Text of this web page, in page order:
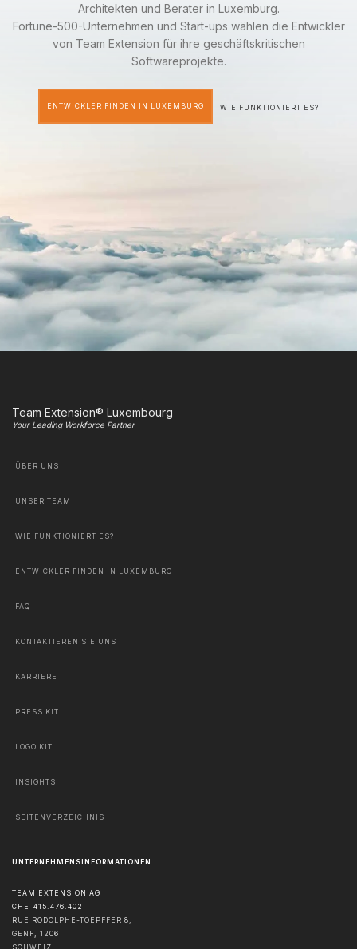
Architekten und Berater in Luxemburg.
Fortune-500-Unternehmen und Start-ups wählen die Entwickler
von Team Extension für ihre geschäftskritischen
Softwareprojekte.
ENTWICKLER FINDEN IN LUXEMBURG WIE FUNKTIONIERT ES?
Team Extension® Luxembourg
Your Leading Workforce Partner
ÜBER UNS
UNSER TEAM
WIE FUNKTIONIERT ES?
ENTWICKLER FINDEN IN LUXEMBURG
FAQ
KONTAKTIEREN SIE UNS
KARRIERE
PRESS KIT
LOGO KIT
INSIGHTS
SEITENVERZEICHNIS
UNTERNEHMENSINFORMATIONEN
TEAM EXTENSION AG
CHE-415.476.402
RUE RODOLPHE-TOEPFFER 8,
GENF, 1206